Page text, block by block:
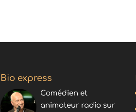
Bio express
Comédien et
animateur radio sur